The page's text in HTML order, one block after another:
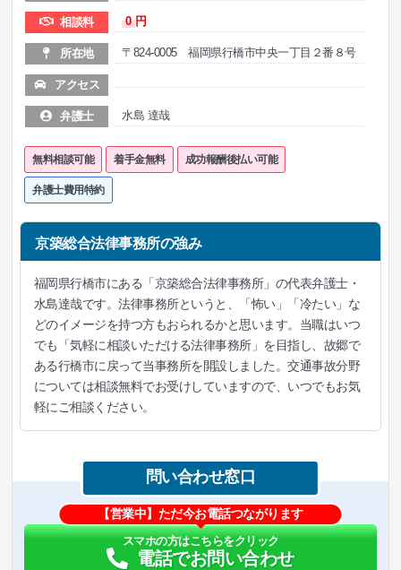
相談料 0 円
所在地 〒824-0005 福岡県行橋市中央一丁目２番８号
アクセス
弁護士 水島 達哉
無料相談可能 着手金無料 成功報酬後払い可能
弁護士費用特約
京築総合法律事務所の強み
福岡県行橋市にある「京築総合法律事務所」の代表弁護士・
水島達哉です。法律事務所というと、「怖い」「冷たい」な
どのイメージを持つ方もおられるかと思います。当職はいつ
でも「気軽に相談いただける法律事務所」を目指し、故郷で
ある行橋市に戻って当事務所を開設しました。交通事故分野
については相談無料でお受けしていますので、いつでもお気
軽にご相談ください。
問い合わせ窓口
【営業中】ただ今お電話つながります
スマホの方はこちらをクリック
電話でお問い合わせ